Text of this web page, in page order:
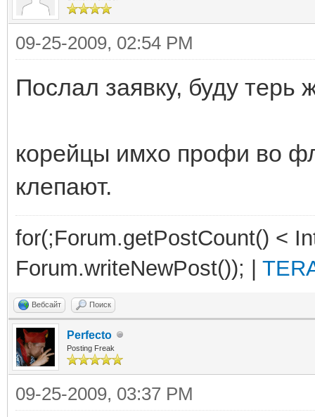
09-25-2009, 02:54 PM
Послал заявку, буду терь
корейцы имхо профи во
клепают.
for(;Forum.getPostCount() <
Forum.writeNewPost()); |
Вебсайт Поиск
Perfecto
Posting Freak
09-25-2009, 03:37 PM